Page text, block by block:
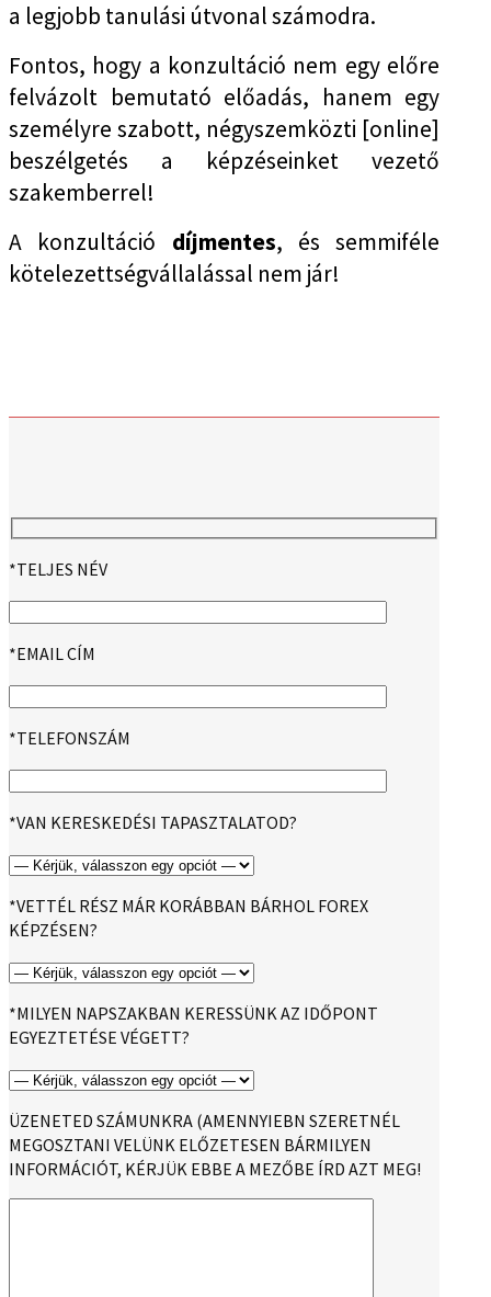
a legjobb tanulási útvonal számodra.
Fontos, hogy a konzultáció nem egy előre
felvázolt bemutató előadás, hanem egy
személyre szabott, négyszemközti [online]
beszélgetés a képzéseinket vezető
szakemberrel!
A konzultáció díjmentes, és semmiféle
kötelezettségvállalással nem jár!
*TELJES NÉV
*EMAIL CÍM
*TELEFONSZÁM
*VAN KERESKEDÉSI TAPASZTALATOD?
*VETTÉL RÉSZ MÁR KORÁBBAN BÁRHOL FOREX
KÉPZÉSEN?
*MILYEN NAPSZAKBAN KERESSÜNK AZ IDŐPONT
EGYEZTETÉSE VÉGETT?
ÜZENETED SZÁMUNKRA (AMENNYIEBN SZERETNÉL
MEGOSZTANI VELÜNK ELŐZETESEN BÁRMILYEN
INFORMÁCIÓT, KÉRJÜK EBBE A MEZŐBE ÍRD AZT MEG!